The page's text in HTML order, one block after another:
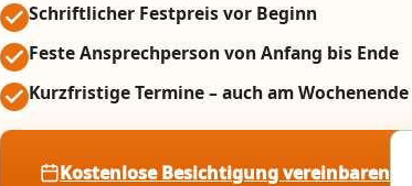
Schriftlicher Festpreis vor Beginn
Feste Ansprechperson von Anfang bis Ende
Kurzfristige Termine – auch am Wochenende
Kostenlose Besichtigung vereinbaren